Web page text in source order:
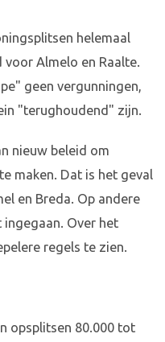
helemaal
Almelo en Raalte.
geen vergunningen,
"terughoudend" zijn.
nieuw beleid om
maken. Dat is het geval
en Breda. Op andere
ingegaan. Over het
regels te zien.
opsplitsen 80.000 tot